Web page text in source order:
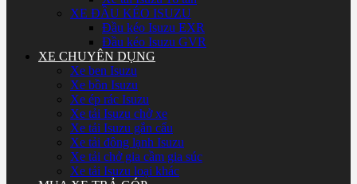
XE ĐẦU KÉO ISUZU
Đầu kéo Isuzu EXR
Đầu kéo Isuzu GVR
XE CHUYÊN DỤNG
Xe ben Isuzu
Xe bồn Isuzu
Xe ép rác Isuzu
Xe tải Isuzu chở xe
Xe tải Isuzu gắn cẩu
Xe tải đông lạnh Isuzu
Xe tải chở gia cầm gia súc
Xe tải Isuzu loại khác